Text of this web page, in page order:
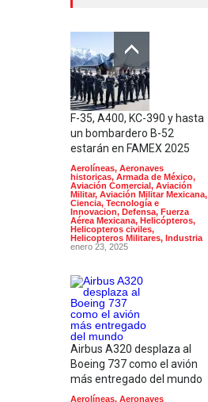
F-35, A400, KC-390 y hasta
un bombardero B-52
estarán en FAMEX 2025
Aerolíneas, Aeronaves
historicas, Armada de México,
Aviación Comercial, Aviación
Militar, Aviación Militar Mexicana,
Ciencia, Tecnología e
Innovacion, Defensa, Fuerza
Aérea Mexicana, Helicópteros,
Helicopteros civiles,
Helicopteros Militares, Industria
enero 23, 2025
Airbus A320 desplaza al
Boeing 737 como el avión
más entregado del mundo
Aerolíneas, Aeronaves